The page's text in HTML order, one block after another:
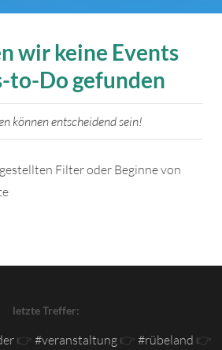
wir keine Events
to-Do gefunden
können entscheidend sein!
Filter oder Beginne von
letzte Treffer:
👉 #veranstaltung👉 #rübeland 👉